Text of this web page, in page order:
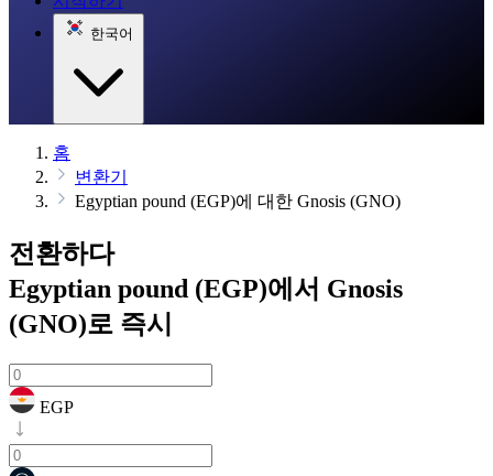
한국어
홈
변환기
Egyptian pound (EGP)에 대한 Gnosis (GNO)
전환하다
Egyptian pound (EGP)에서 Gnosis
(GNO)로 즉시
EGP